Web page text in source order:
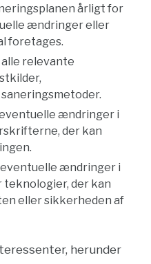
årligt for
ændringer eller
foretages.
relevante
ændringer i
der kan
ændringer i
der kan
eller sikkerheden af
herunder